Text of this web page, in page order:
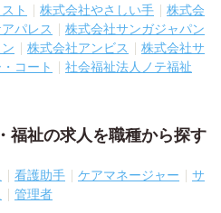
ト 株式会社やさしい手
株式会
パレス
株式会社サンガジャパン
株式会社アンビス
株式会社サ
コート
社会福祉法人ノテ福祉
福祉の求人を職種から探す
看護助手 ケアマネージャー
サ
管理者